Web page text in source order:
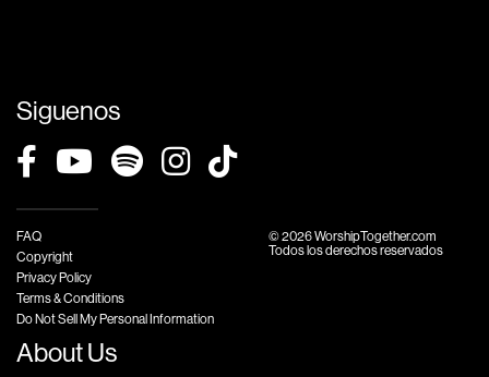
Siguenos
FAQ
Copyright
Privacy Policy
Terms & Conditions
Do Not Sell My Personal Information
© 2026 WorshipTogether.com
Todos los derechos reservados
About Us